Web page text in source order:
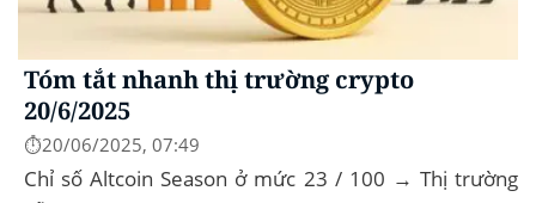
Tóm tắt nhanh thị trường crypto
20/6/2025
⏱️20/06/2025, 07:49
Chỉ số Altcoin Season ở mức 23 / 100 → Thị trường